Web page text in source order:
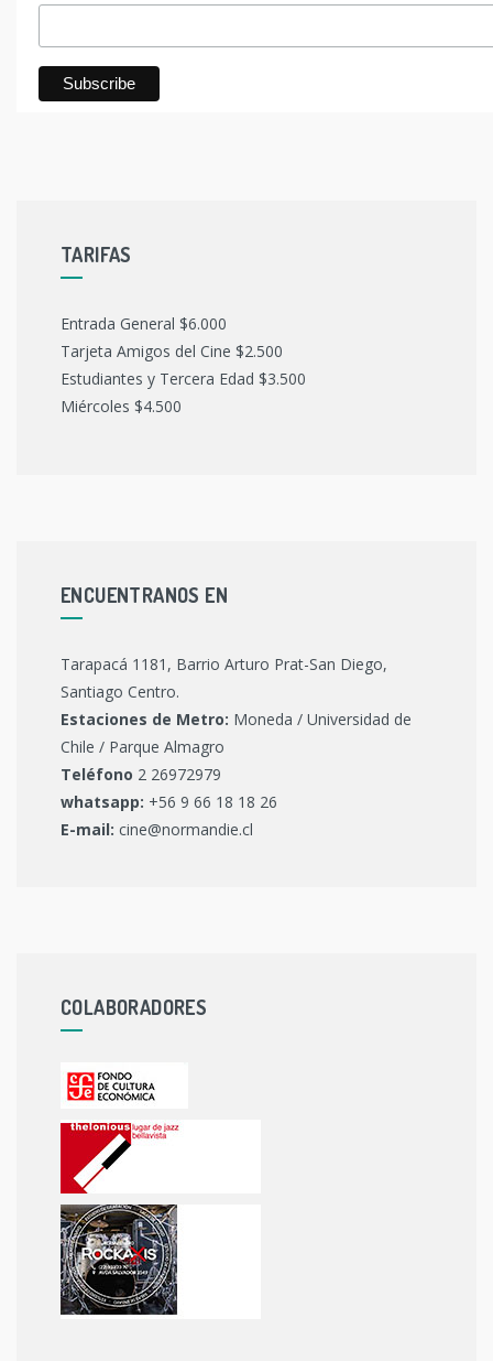
TARIFAS
Entrada General $6.000
Tarjeta Amigos del Cine $2.500
Estudiantes y Tercera Edad $3.500
Miércoles $4.500
ENCUENTRANOS EN
Tarapacá 1181, Barrio Arturo Prat-San Diego,
Santiago Centro.
Estaciones de Metro: Moneda / Universidad de
Chile / Parque Almagro
Teléfono 2 26972979
whatsapp: +56 9 66 18 18 26
E-mail: cine@normandie.cl
COLABORADORES